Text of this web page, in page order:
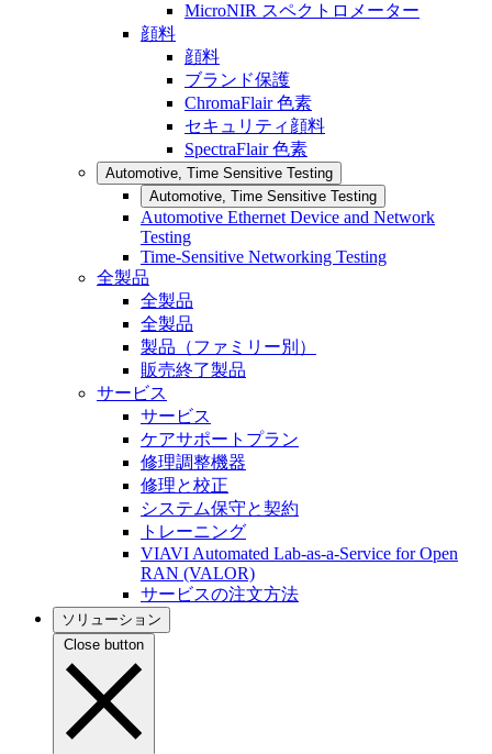
MicroNIR スペクトロメーター
顔料
顔料
ブランド保護
ChromaFlair 色素
セキュリティ顔料
SpectraFlair 色素
Automotive, Time Sensitive Testing
Automotive, Time Sensitive Testing
Automotive Ethernet Device and Network
Testing
Time-Sensitive Networking Testing
全製品
全製品
全製品
製品（ファミリー別）
販売終了製品
サービス
サービス
ケアサポートプラン
修理調整機器
修理と校正
システム保守と契約
トレーニング
VIAVI Automated Lab-as-a-Service for Open
RAN (VALOR)
サービスの注文方法
ソリューション
Close button